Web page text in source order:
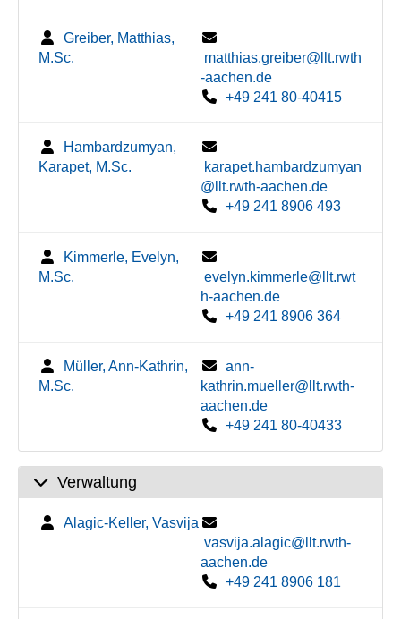
Greiber, Matthias,
M.Sc.
matthias.greiber@llt.rwth
-aachen.de
+49 241 80-40415
Hambardzumyan,
Karapet, M.Sc.
karapet.hambardzumyan
@llt.rwth-aachen.de
+49 241 8906 493
Kimmerle, Evelyn,
M.Sc.
evelyn.kimmerle@llt.rwt
h-aachen.de
+49 241 8906 364
Müller, Ann-Kathrin,
M.Sc.
ann-
kathrin.mueller@llt.rwth-
aachen.de
+49 241 80-40433
Verwaltung
Alagic-Keller, Vasvija
vasvija.alagic@llt.rwth-
aachen.de
+49 241 8906 181